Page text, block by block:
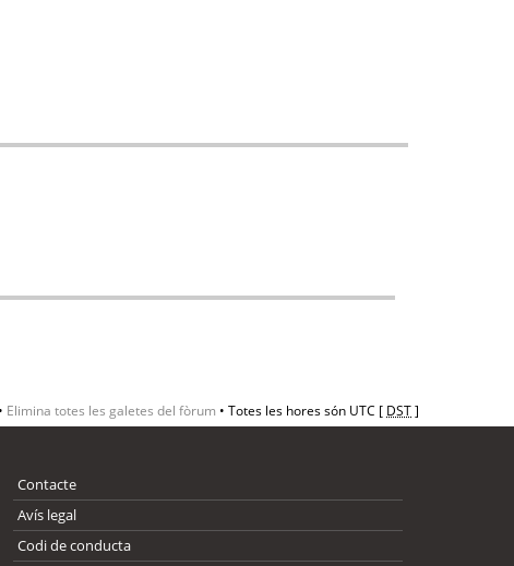
• Elimina totes les galetes del fòrum • Totes les hores són UTC [ DST]
Contacte
Avís legal
Codi de conducta